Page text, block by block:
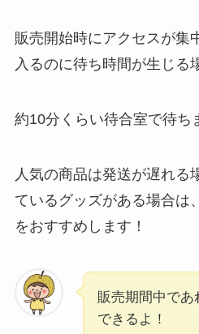
販売開始時にアクセスが集
入るのに待ち時間が生じる
約10分くらい待合室で待ち
人気の商品は発送が遅れる
ているグッズがある場合は
をおすすめします！
販売期間中であ
できるよ！